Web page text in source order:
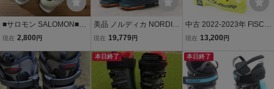
■サロモン SALOMON■ス
キーブーツ X LAB+ 130
取り等に■
現在 2,800 円
美品 ノルディカ NORDIC
A スキーブーツ STRider1
キー TECH TLT テック 2
5.5cm ソール長295mm cd
06mo-rk26y12746
現在 19,779円
中古 2022-2023年 FISCH
ER RC4 PODIUM RD 150
フィッシャー ポディウム
スキーブーツ 41873-3
現在 13,200 円
本日終了 本日終了